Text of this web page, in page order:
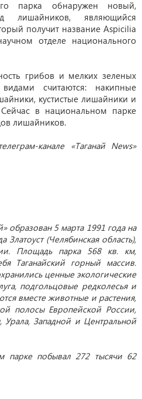
парка обнаружен новый,
лишайников, являющийся
получит название Aspicilia
отделе национального
грибов и мелких зеленых
считаются: накипные
кустистые лишайники и
в национальном парке
лишайников.
канале «Таганай News»
образован 5 марта 1991 года на
(Челябинская область),
Площадь парка 568 кв. км,
Таганайский горный массив.
ценные экологические
подгольцовые редколесья и
вместе животные и растения,
полосы Европейской России,
Урала, Западной и Центральной
парке побывал 272 тысячи 62